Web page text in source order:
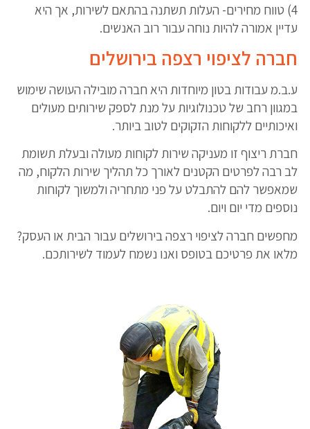
4) טווח מחירים- העלות תשתנה בהתאם לשירות, אך היא
עדיין אמורה להיות נוחה עבור רוב האנשים.
חברה לציפוי רצפה בירושלים
ע.ב.מ עבודות בטון מיוחדות היא חברה מובילה העושה שימוש
במגוון רחב של טכנולוגיות על מנת לספק שירותים מעולים
ואיכותיים ללקוחות הזקוקים לטוב ביותר.
חברת ריצוף זו מעניקה שירות לקוחות מעולה ובעלת תשומת
לב רבה לפרטים הקטנים לאורך כל תהליך שירות הלקוח, מה
שמאפשר להם להתבלט על פני מתחריה ולמשוך לקוחות
נוספים מדי יום ויום.
מחפשים חברה לציפוי רצפה בירושלים עבור הבית או העסק?
מלאו את פרטיכם בטופס ואנו נשמח לעמוד לשירותכם.